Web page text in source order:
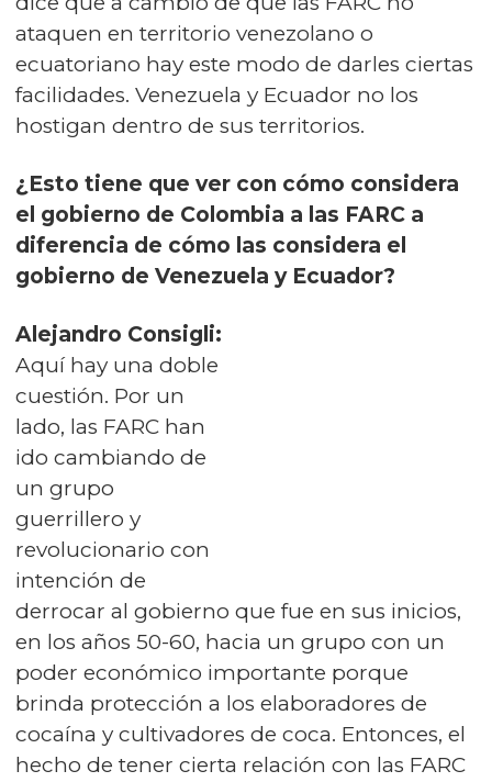
ataquen en territorio venezolano o
ecuatoriano hay este modo de darles ciertas
facilidades. Venezuela y Ecuador no los
hostigan dentro de sus territorios.
¿Esto tiene que ver con cómo considera
el gobierno de Colombia a las FARC a
diferencia de cómo las considera el
gobierno de Venezuela y Ecuador?
Alejandro Consigli:
Aquí hay una doble
cuestión. Por un
lado, las FARC han
ido cambiando de
un grupo
guerrillero y
revolucionario con
intención de
derrocar al gobierno que fue en sus inicios,
en los años 50-60, hacia un grupo con un
poder económico importante porque
brinda protección a los elaboradores de
cocaína y cultivadores de coca. Entonces, el
hecho de tener cierta relación con las FARC